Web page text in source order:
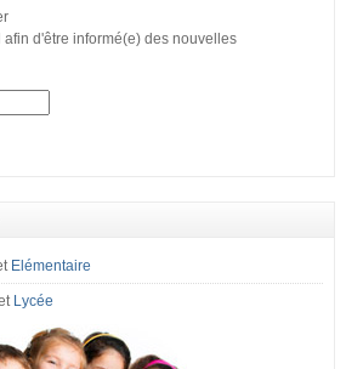
afin d'être informé(e) des nouvelles
Elémentaire
Lycée